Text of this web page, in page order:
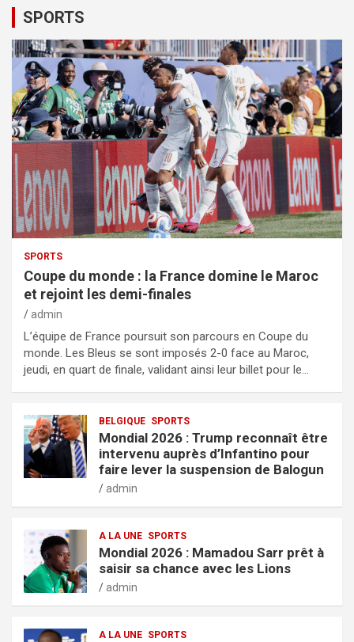
SPORTS
SPORTS
Coupe du monde : la France domine le Maroc
et rejoint les demi-finales
admin
L’équipe de France poursuit son parcours en Coupe du
monde. Les Bleus se sont imposés 2-0 face au Maroc,
jeudi, en quart de finale, validant ainsi leur billet pour le…
BELGIQUE SPORTS
Mondial 2026 : Trump reconnaît être
intervenu auprès d’Infantino pour
faire lever la suspension de Balogun
admin
A LA UNE SPORTS
Mondial 2026 : Mamadou Sarr prêt à
saisir sa chance avec les Lions
admin
A LA UNE SPORTS